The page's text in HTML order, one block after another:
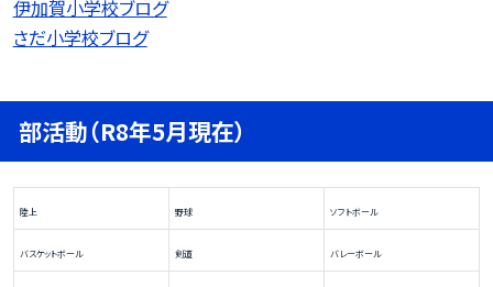
伊加賀小学校ブログ
さだ小学校ブログ
部活動（R8年5月現在）
陸上 野球 ソフトボール
バスケットボール 剣道 バレーボール